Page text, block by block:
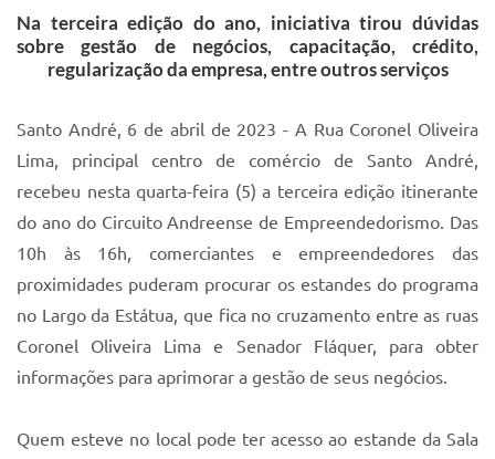
IPTU 2025
Legislação
Lista de Comorbidades
Mobilidade Urbana Sustentável
Ouvidoria da Cidade
Passe Escolar
Parque Escola
Portal da Educação
Na terceira edição do ano, iniciativa tirou dúvidas
sobre gestão de negócios, capacitação, crédito,
regularização da empresa, entre outros serviços
Santo André, 6 de abril de 2023 - A Rua Coronel Oliveira
Lima, principal centro de comércio de Santo André,
recebeu nesta quarta-feira (5) a terceira edição itinerante
do ano do Circuito Andreense de Empreendedorismo. Das
10h às 16h, comerciantes e empreendedores das
proximidades puderam procurar os estandes do programa
no Largo da Estátua, que fica no cruzamento entre as ruas
Coronel Oliveira Lima e Senador Fláquer, para obter
informações para aprimorar a gestão de seus negócios.
Quem esteve no local pode ter acesso ao estande da Sala